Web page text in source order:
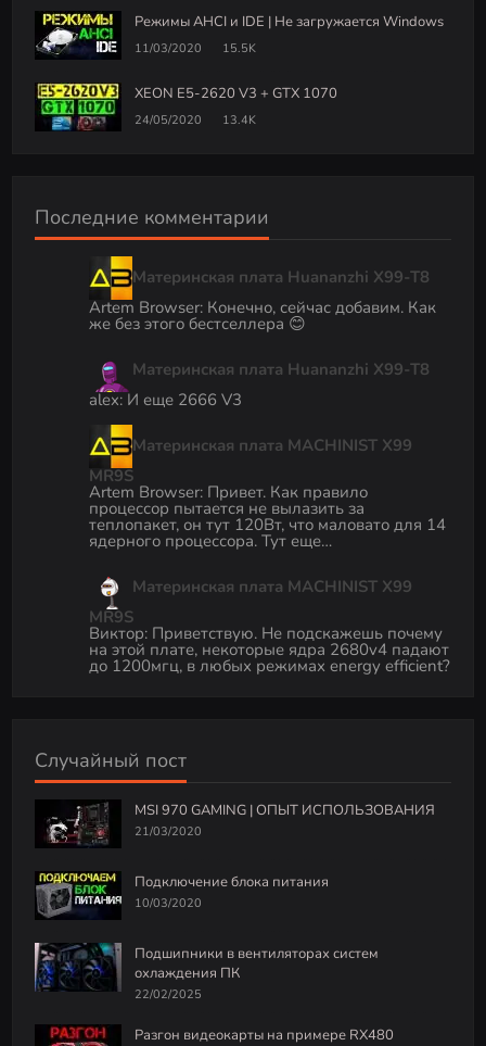
Режимы AHCI и IDE | Не загружается Windows
11/03/2020 15.5K
XEON E5-2620 V3 + GTX 1070
24/05/2020 13.4K
Последние комментарии
Материнская плата Huananzhi X99-T8
Artem Browser: Конечно, сейчас добавим. Как
же без этого бестселлера 😊
Материнская плата Huananzhi X99-T8
alex:И еще 2666 V3
Материнская плата MACHINIST X99
MR9S
Artem Browser: Привет. Как правило
процессор пытается не вылазить за
теплопакет, он тут 120Вт, что маловато для 14
ядерного процессора. Тут еще…
Материнская плата MACHINIST X99
MR9S
Виктор: Приветствую. Не подскажешь почему
на этой плате, некоторые ядра 2680v4 падают
до 1200мгц, в любых режимах energy efficient?
Случайный пост
MSI 970 GAMING | ОПЫТ ИСПОЛЬЗОВАНИЯ
21/03/2020
Подключение блока питания
10/03/2020
Подшипники в вентиляторах систем
охлаждения ПК
22/02/2025
Разгон видеокарты на примере RX480